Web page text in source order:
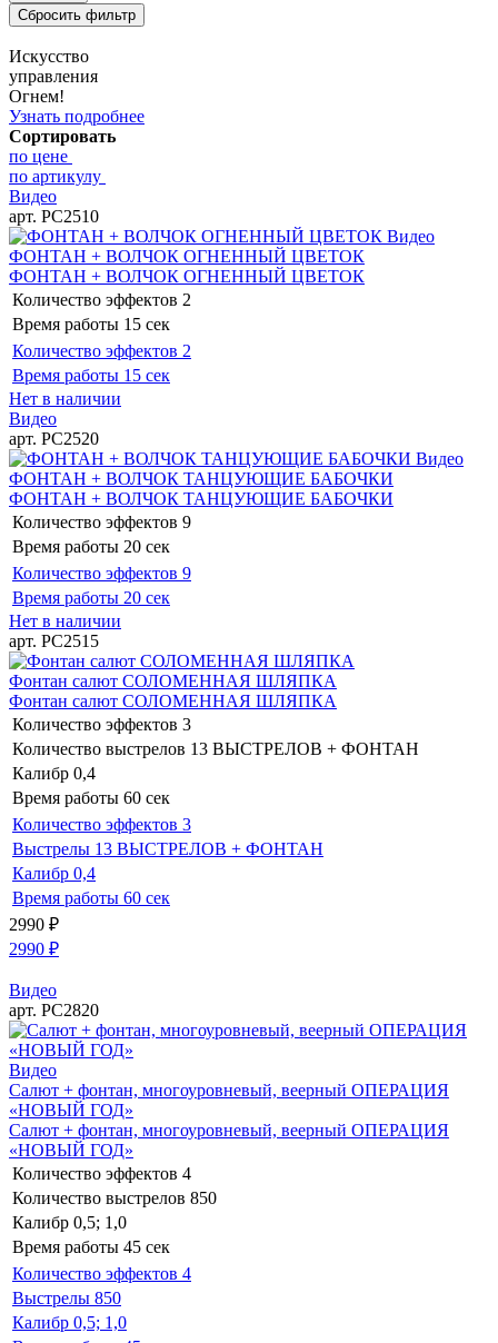
Искусство
управления
Огнем!
Узнать подробнее
Сортировать
по цене
по артикулу
Видео
арт. РС2510
Видео
ФОНТАН + ВОЛЧОК ОГНЕННЫЙ ЦВЕТОК
ФОНТАН + ВОЛЧОК ОГНЕННЫЙ ЦВЕТОК
Количество эффектов 2
Время работы 15 сек
Количество эффектов 2
Время работы 15 сек
Нет в наличии
Видео
арт. РС2520
Видео
ФОНТАН + ВОЛЧОК ТАНЦУЮЩИЕ БАБОЧКИ
ФОНТАН + ВОЛЧОК ТАНЦУЮЩИЕ БАБОЧКИ
Количество эффектов 9
Время работы 20 сек
Количество эффектов 9
Время работы 20 сек
Нет в наличии
арт. РС2515
Фонтан салют СОЛОМЕННАЯ ШЛЯПКА
Фонтан салют СОЛОМЕННАЯ ШЛЯПКА
Количество эффектов 3
Количество выстрелов 13 ВЫСТРЕЛОВ + ФОНТАН
Калибр 0,4
Время работы 60 сек
Количество эффектов 3
Выстрелы 13 ВЫСТРЕЛОВ + ФОНТАН
Калибр 0,4
Время работы 60 сек
2990 ₽
2990 ₽
Видео
арт. РС2820
Видео
Салют + фонтан, многоуровневый, веерный ОПЕРАЦИЯ
«НОВЫЙ ГОД»
Салют + фонтан, многоуровневый, веерный ОПЕРАЦИЯ
«НОВЫЙ ГОД»
Количество эффектов 4
Количество выстрелов 850
Калибр 0,5; 1,0
Время работы 45 сек
Количество эффектов 4
Выстрелы 850
Калибр 0,5; 1,0